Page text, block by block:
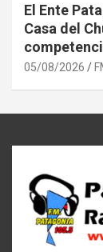
El Ente
Casa del
05/08/2026